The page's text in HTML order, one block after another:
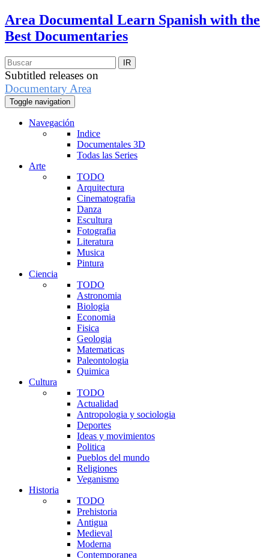
Area Documental Learn Spanish with the
Best Documentaries
Subtitled releases on
Documentary Area
Toggle navigation
Navegación
Indice
Documentales 3D
Todas las Series
Arte
TODO
Arquitectura
Cinematografia
Danza
Escultura
Fotografia
Literatura
Musica
Pintura
Ciencia
TODO
Astronomia
Biologia
Economia
Fisica
Geologia
Matematicas
Paleontologia
Quimica
Cultura
TODO
Actualidad
Antropologia y sociologia
Deportes
Ideas y movimientos
Politica
Pueblos del mundo
Religiones
Veganismo
Historia
TODO
Prehistoria
Antigua
Medieval
Moderna
Contemporanea